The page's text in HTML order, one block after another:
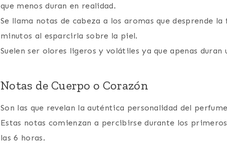
que menos duran en realidad.
Se llama notas de cabeza a los aromas que desprende
minutos al esparcirla sobre la piel.
Suelen ser olores ligeros y volátiles ya que apenas duran
Notas de Cuerpo o Corazón
Son las que revelan la auténtica personalidad del
Estas notas comienzan a percibirse durante los
las 6 horas.